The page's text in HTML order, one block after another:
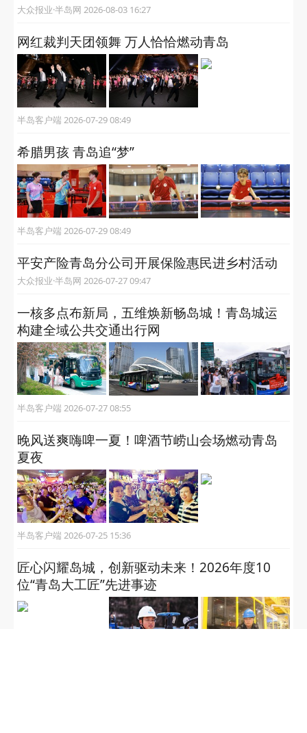
大众报业·半岛网 2026-08-03 16:27
网红裁判天团领舞 万人恰恰燃动青岛
半岛客户端 2026-07-29 08:49
希腊男孩 青岛追“梦”
半岛客户端 2026-07-29 08:49
平安产险青岛分公司开展保险惠民进乡村活动
大众报业·半岛网 2026-07-27 09:47
一核多点布新局，五维焕新畅岛城！青岛城运
构建全域公共交通出行网
半岛客户端 2026-07-27 08:55
晚风送爽嗨啤一夏！啤酒节崂山会场燃动青岛
夏夜
半岛客户端 2026-07-25 15:36
匠心闪耀岛城，创新驱动未来！2026年度10
位“青岛大工匠”先进事迹